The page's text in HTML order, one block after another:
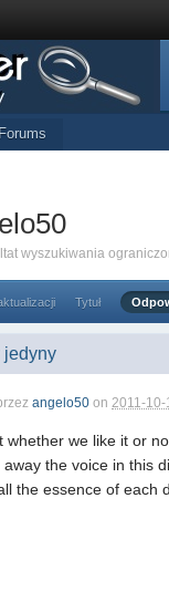
Forums
wyszukiwania
Tytuł
jedyny
angelo50 on2011-10-
whether we like it or
the voice in this
the essence of each